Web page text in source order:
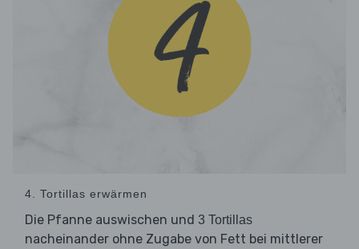
4. Tortillas erwärmen
Die Pfanne auswischen und 3 Tortillas
nacheinander ohne Zugabe von Fett bei mittlerer